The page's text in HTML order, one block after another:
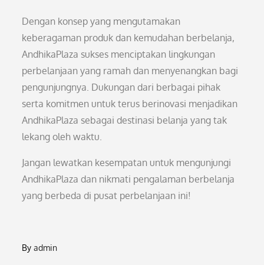
Dengan konsep yang mengutamakan
keberagaman produk dan kemudahan berbelanja,
AndhikaPlaza sukses menciptakan lingkungan
perbelanjaan yang ramah dan menyenangkan bagi
pengunjungnya. Dukungan dari berbagai pihak
serta komitmen untuk terus berinovasi menjadikan
AndhikaPlaza sebagai destinasi belanja yang tak
lekang oleh waktu.
Jangan lewatkan kesempatan untuk mengunjungi
AndhikaPlaza dan nikmati pengalaman berbelanja
yang berbeda di pusat perbelanjaan ini!
Byadmin